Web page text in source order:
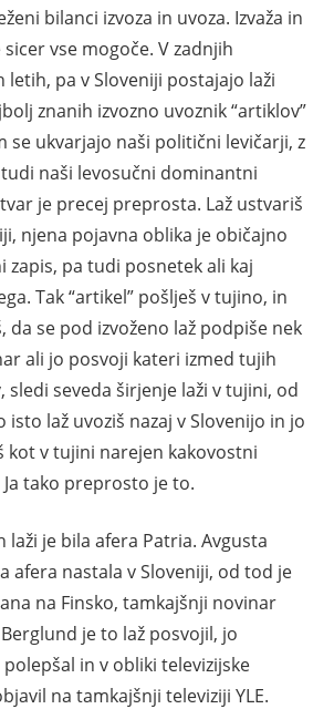
bilanci izvoza in uvoza. Izvaža in
sicer vse mogoče. V zadnjih
letih, pa v Sloveniji postajajo laži
znanih izvozno uvoznik “artiklov”
se ukvarjajo naši politični levičarji, z
naši levosučni dominantni
je precej preprosta. Laž ustvariš
njena pojavna oblika je običajno
zapis, pa tudi posnetek ali kaj
Tak “artikel” pošlješ v tujino, in
da se pod izvoženo laž podpiše nek
ali jo posvoji kateri izmed tujih
sledi seveda širjenje laži v tujini, od
isto laž uvoziš nazaj v Slovenijo in jo
kot v tujini narejen kakovostni
Ja tako preprosto je to.
laži je bila afera Patria. Avgusta
afera nastala v Sloveniji, od tod je
na Finsko, tamkajšnji novinar
je to laž posvojil, jo
in v obliki televizijske
na tamkajšnji televiziji YLE.